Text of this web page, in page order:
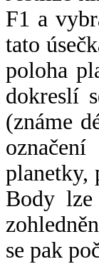
F1 a
tato
poloha
dokreslí
(známe
planetky,
Body
se pak